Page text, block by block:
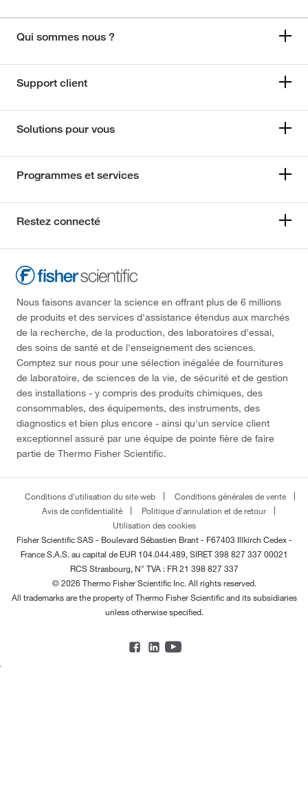
Qui sommes nous ?
Support client
Solutions pour vous
Programmes et services
Restez connecté
Nous faisons avancer la science en offrant plus de 6 millions
de produits et des services d'assistance étendus aux marchés
de la recherche, de la production, des laboratoires d'essai,
des soins de santé et de l'enseignement des sciences.
Comptez sur nous pour une sélection inégalée de fournitures
de laboratoire, de sciences de la vie, de sécurité et de gestion
des installations - y compris des produits chimiques, des
consommables, des équipements, des instruments, des
diagnostics et bien plus encore - ainsi qu'un service client
exceptionnel assuré par une équipe de pointe fière de faire
partie de Thermo Fisher Scientific.
Conditions d'utilisation du site web
Conditions générales de vente
Avis de confidentialité
Politique d'annulation et de retour
Utilisation des cookies
Fisher Scientific SAS - Boulevard Sébastien Brant - F67403 Illkirch Cedex -
FranceS.A.S. au capital de EUR 104.044.489, SIRET 398 827 337 00021
RCS Strasbourg, N° TVA : FR 21 398 827 337
© 2026 Thermo Fisher Scientific Inc. All rights reserved.
All trademarks are the property of Thermo Fisher Scientific and its subsidiaries
unless otherwise specified.